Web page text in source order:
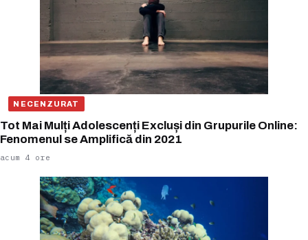
NECENZURAT
Tot Mai Mulți Adolescenți Excluși din Grupurile Online:
Fenomenul se Amplifică din 2021
acum 4 ore